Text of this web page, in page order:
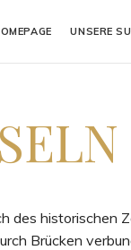
UNSERE
des historischen
Brücken